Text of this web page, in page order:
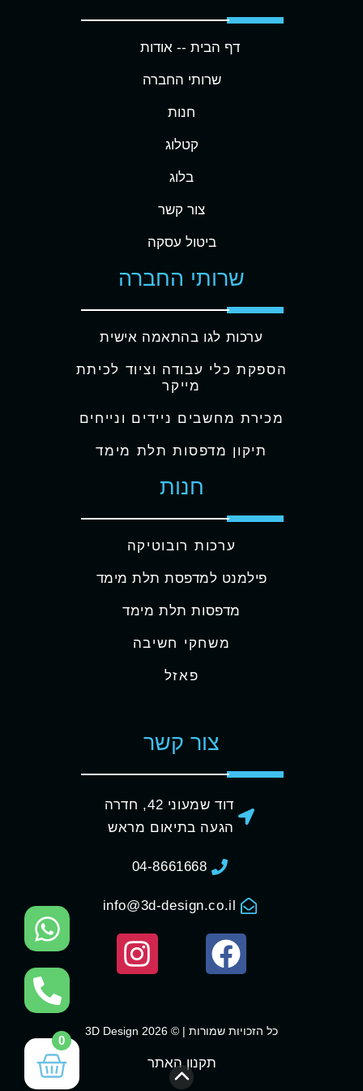
0
דף הבית -- אודות
שרותי החברה
חנות
קטלוג
בלוג
צור קשר
ביטול עסקה
שרותי החברה
ערכות לגו בהתאמה אישית
הספקת כלי עבודה וציוד לכיתת
מייקר
מכירת מחשבים ניידים ונייחים
תיקון מדפסות תלת מימד
חנות
ערכות רובוטיקה
פילמנט למדפסת תלת מימד
מדפסות תלת מימד
משחקי חשיבה
פאזל
צור קשר
דוד שמעוני 42, חדרה
הגעה בתיאום מראש
04-8661668
info@3d-design.co.il
כל הזכויות שמורות | © 3D Design 2026
תקנון האתרגלילה לראש העמוד